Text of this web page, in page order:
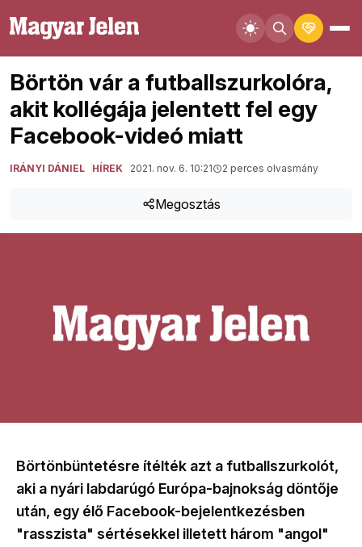
Börtön vár a futballszurkolóra,
akit kollégája jelentett fel egy
Facebook-videó miatt
IRÁNYI DÁNIEL HÍREK 2021. nov. 6. 10:21 2 perces olvasmány
Megosztás
Börtönbüntetésre ítélték azt a futballszurkolót,
aki a nyári labdarúgó Európa-bajnokság döntője
után, egy élő Facebook-bejelentkezésben
"rasszista" sértésekkel illetett három "angol"